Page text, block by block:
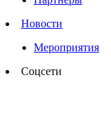
Новости
Мероприятия
Соцсети